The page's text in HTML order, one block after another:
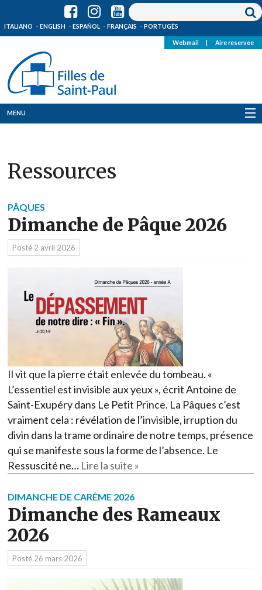
ITALIANO ENGLISH ESPAÑOL FRANÇAIS PORTUGÊS
Webmail Aire reservee
MENU
Où sommes-nous
Ressources
Media
Ressources
PÂQUES
Dimanche de Pâque 2026
Posté 2 avril 2026
Il vit que la pierre était enlevée du tombeau. «
L’essentiel est invisible aux yeux », écrit Antoine de
Saint-Exupéry dans Le Petit Prince. La Pâques c’est
vraiment cela : révélation de l’invisible, irruption du
divin dans la trame ordinaire de notre temps, présence
qui se manifeste sous la forme de l’absence. Le
Ressuscité ne… Lire la suite »
DIMANCHE DE CARÊME 2026
Dimanche des Rameaux
2026
Posté 26 mars 2026